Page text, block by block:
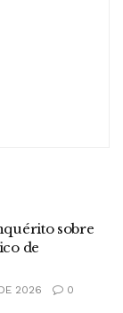
sobre
de
2026 0